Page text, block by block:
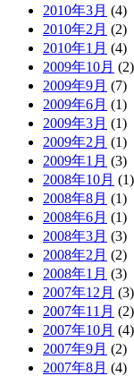
2010年3月 (4)
2010年2月 (2)
2010年1月 (4)
2009年10月 (2)
2009年9月 (7)
2009年6月 (1)
2009年3月 (1)
2009年2月 (1)
2009年1月 (3)
2008年10月 (1)
2008年8月 (1)
2008年6月 (1)
2008年3月 (3)
2008年2月 (2)
2008年1月 (3)
2007年12月 (3)
2007年11月 (2)
2007年10月 (4)
2007年9月 (2)
2007年8月 (4)